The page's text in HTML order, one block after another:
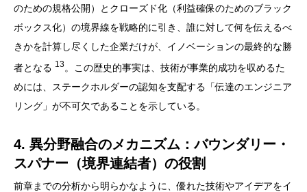
のための規格公開）とクローズド化（利益確保のためのブラック
ボックス化）の境界線を戦略的に引き、誰に対して何を伝えるべ
きかを計算し尽くした企業だけが、イノベーションの最終的な勝
者となる 13。この歴史的事実は、技術が事業的成功を収めるた
めには、ステークホルダーの認知を支配する「伝達のエンジニア
リング」が不可欠であることを示している。
4. 異分野融合のメカニズム：バウンダリー・
スパナー（境界連結者）の役割
前章までの分析から明らかなように、優れた技術やアイデアをイ